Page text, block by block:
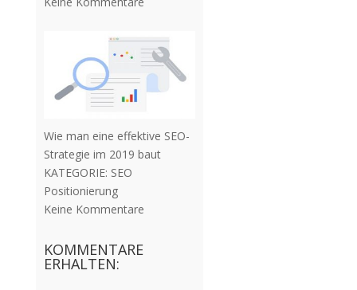
Wie man eine effektive SEO-
Strategie im 2019 baut
KATEGORIE: SEO
Positionierung
Keine Kommentare
KOMMENTARE
ERHALTEN: